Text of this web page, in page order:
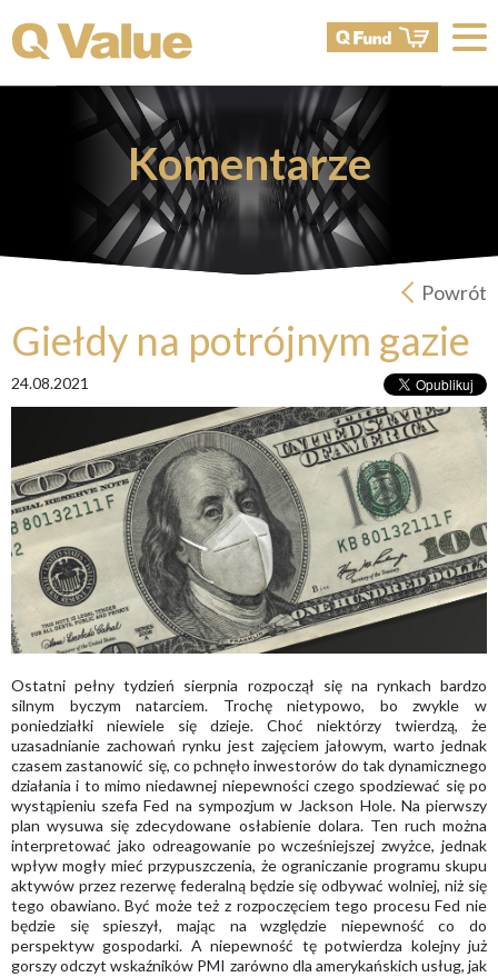
Komentarze
Powrót
Giełdy na potrójnym gazie
24.08.2021
Ostatni pełny tydzień sierpnia rozpoczął się na rynkach bardzo
silnym byczym natarciem. Trochę nietypowo, bo zwykle w
poniedziałki niewiele się dzieje. Choć niektórzy twierdzą, że
uzasadnianie zachowań rynku jest zajęciem jałowym, warto jednak
czasem zastanowić się, co pchnęło inwestorów do tak dynamicznego
działania i to mimo niedawnej niepewności czego spodziewać się po
wystąpieniu szefa Fed na sympozjum w Jackson Hole. Na pierwszy
plan wysuwa się zdecydowane osłabienie dolara. Ten ruch można
interpretować jako odreagowanie po wcześniejszej zwyżce, jednak
wpływ mogły mieć przypuszczenia, że ograniczanie programu skupu
aktywów przez rezerwę federalną będzie się odbywać wolniej, niż się
tego obawiano. Być może też z rozpoczęciem tego procesu Fed nie
będzie się spieszył, mając na względzie niepewność co do
perspektyw gospodarki. A niepewność tę potwierdza kolejny już
gorszy odczyt wskaźników PMI zarówno dla amerykańskich usług, jak